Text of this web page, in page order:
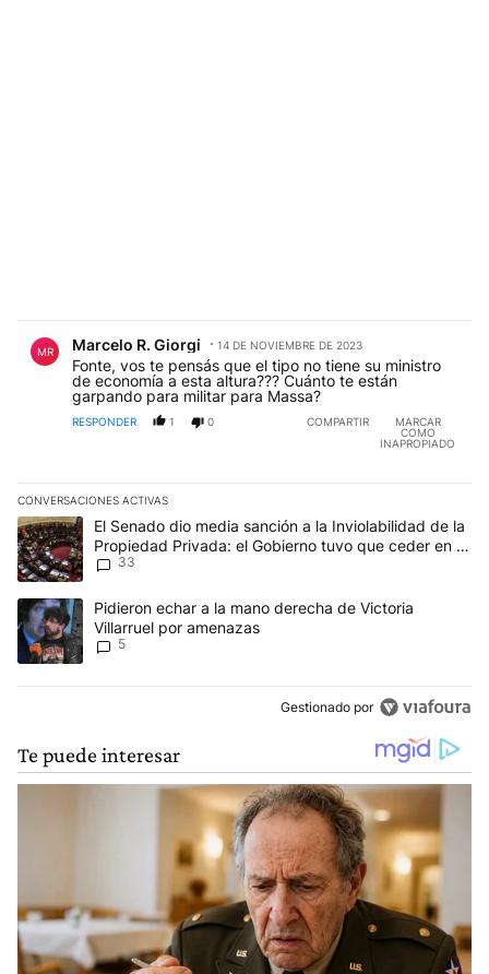
MR Marcelo R. Giorgi 14 DE NOVIEMBRE DE 2023
Fonte, vos te pensás que el tipo no tiene su ministro
de economía a esta altura??? Cuánto te están
garpando para militar para Massa?
RESPONDER 1 0 COMPARTIR
MARCAR
COMO
INAPROPIADO
CONVERSACIONES ACTIVAS
Este listado muestra los artículos con más comentarios en los
Un artículo de tendencia con el título "El Senado dio media
El Senado dio media sanción a la Inviolabilidad de la
Propiedad Privada: el Gobierno tuvo que ceder en la
Ley del Manejo del Fuego
33
Un artículo de tendencia con el título "Pidieron echar a la mano
Pidieron echar a la mano derecha de Victoria
Villarruel por amenazas
5
Gestionado por